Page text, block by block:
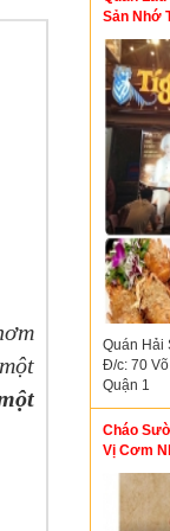
Sản Nhớ
Quán Hải
Đ/c: 70
Quận 1
Cháo
Vị Cơm